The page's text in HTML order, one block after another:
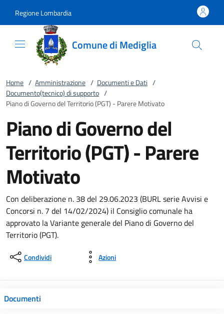
Regione Lombardia
Comune di Mediglia
Home / Amministrazione / Documenti e Dati /
Documento(tecnico) di supporto /
Piano di Governo del Territorio (PGT) - Parere Motivato
Piano di Governo del
Territorio (PGT) - Parere
Motivato
Con deliberazione n. 38 del 29.06.2023 (BURL serie Avvisi e
Concorsi n. 7 del 14/02/2024) il Consiglio comunale ha
approvato la Variante generale del Piano di Governo del
Territorio (PGT).
Condividi Azioni
Documenti